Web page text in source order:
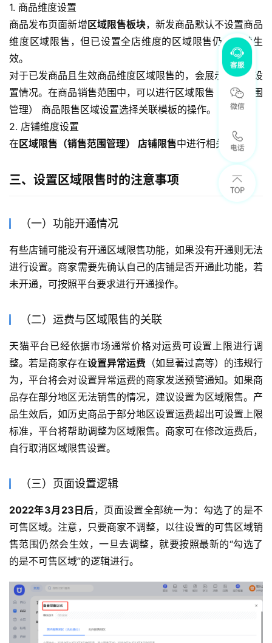
1. 商品维度设置
商品发布页面新增 区域限售板块，新发商品默认不设置商品
维度区域限售，但已设置全店维度的区域限售仍会继续生
效。
对于已发商品且生效商品维度区域限售的，会展示当前的设
置情况。在商品销售范围中，可以进行区域限售（销售范围
管理） 商品限售区域设置选择关联模板的操作。
2. 店铺维度设置
在 区域限售（销售范围管理） 店铺限售中进行相关设置。
三、设置区域限售时的注意事项
（一）功能开通情况
有些店铺可能没有开通区域限售功能，如果没有开通则无法
进行设置。商家需要先确认自己的店铺是否开通此功能，若
未开通，可按照平台要求进行开通操作。
（二）运费与区域限售的关联
天猫平台已经依据市场通常价格对运费可设置上限进行调
整。若是商家存在设置异常运费 （如显著过高等）的违规行
为，平台将会对设置异常运费的商家发送预警通知。如果商
品存在部分地区无法销售的情况，建议设置为区域限售。产
品生效后，如历史商品于部分地区设置运费超出可设置上限
标准，平台将帮助调整为区域限售。商家可在修改运费后，
自行取消区域限售设置。
（三）页面设置逻辑
2022年3月23日后，页面设置全部统一为：勾选了的是不
可售区域。注意，只要商家不调整，以往设置的可售区域销
售范围仍然会生效，一旦去调整，就要按照最新的“勾选了
的是不可售区域”的逻辑进行。